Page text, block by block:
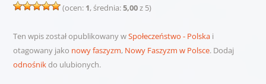
(ocen: 1, średnia:5,00z 5)
Ten wpis został opublikowany wSpołeczeństwo - Polskai
otagowany jako nowy faszyzm, Nowy Faszyzm w Polsce. Dodaj
odnośnikdo ulubionych.